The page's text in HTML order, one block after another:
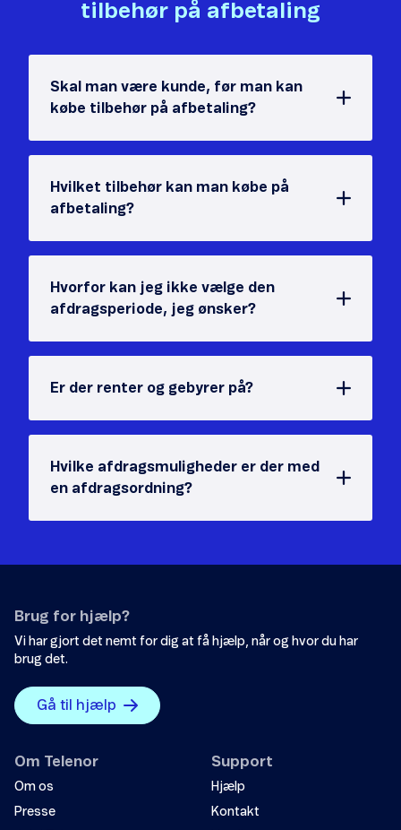
tilbehør på afbetaling
Skal man være kunde, før man kan
købe tilbehør på afbetaling?
Hvilket tilbehør kan man købe på
afbetaling?
Hvorfor kan jeg ikke vælge den
afdragsperiode, jeg ønsker?
Er der renter og gebyrer på?
Hvilke afdragsmuligheder er der med
en afdragsordning?
Brug for hjælp?
Vi har gjort det nemt for dig at få hjælp, når og hvor du har
brug det.
Gå til hjælp
Om Telenor
Om os
Presse
Support
Hjælp
Kontakt